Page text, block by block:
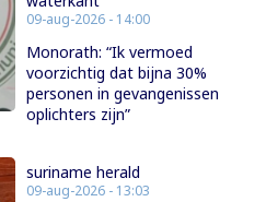
09-aug-2026 - 14:00
Monorath: “Ik vermoed
voorzichtig dat bijna 30%
personen in gevangenissen
oplichters zijn”
suriname herald
09-aug-2026 - 13:03